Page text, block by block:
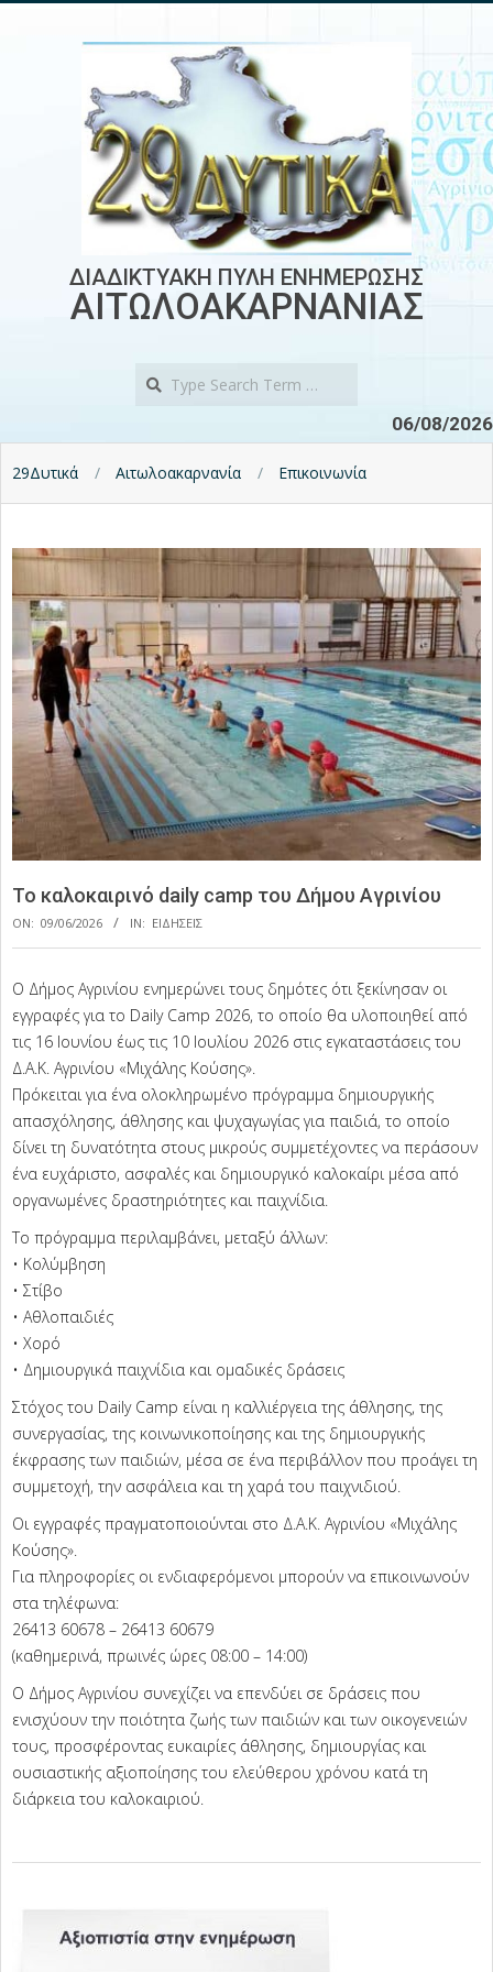
ΔΙΑΔΙΚΤΥΑΚΗ ΠΥΛΗ ΕΝΗΜΕΡΩΣΗΣ
ΑΙΤΩΛΟΑΚΑΡΝΑΝΙΑΣ
06/08/2026
29Δυτικά Αιτωλοακαρνανία Επικοινωνία
To καλοκαιρινό daily camp του Δήμου Αγρινίου
ON: 09/06/2026 IN: ΕΙΔΗΣΕΙΣ
Ο Δήμος Αγρινίου ενημερώνει τους δημότες ότι ξεκίνησαν οι
εγγραφές για το Daily Camp 2026, το οποίο θα υλοποιηθεί από
τις 16 Ιουνίου έως τις 10 Ιουλίου 2026 στις εγκαταστάσεις του
Δ.Α.Κ. Αγρινίου «Μιχάλης Κούσης».
Πρόκειται για ένα ολοκληρωμένο πρόγραμμα δημιουργικής
απασχόλησης, άθλησης και ψυχαγωγίας για παιδιά, το οποίο
δίνει τη δυνατότητα στους μικρούς συμμετέχοντες να περάσουν
ένα ευχάριστο, ασφαλές και δημιουργικό καλοκαίρι μέσα από
οργανωμένες δραστηριότητες και παιχνίδια.
Το πρόγραμμα περιλαμβάνει, μεταξύ άλλων:
• Κολύμβηση
• Στίβο
• Αθλοπαιδιές
• Χορό
• Δημιουργικά παιχνίδια και ομαδικές δράσεις
Στόχος του Daily Camp είναι η καλλιέργεια της άθλησης, της
συνεργασίας, της κοινωνικοποίησης και της δημιουργικής
έκφρασης των παιδιών, μέσα σε ένα περιβάλλον που προάγει τη
συμμετοχή, την ασφάλεια και τη χαρά του παιχνιδιού.
Οι εγγραφές πραγματοποιούνται στο Δ.Α.Κ. Αγρινίου «Μιχάλης
Κούσης».
Για πληροφορίες οι ενδιαφερόμενοι μπορούν να επικοινωνούν
στα τηλέφωνα:
26413 60678 – 26413 60679
(καθημερινά, πρωινές ώρες 08:00 – 14:00)
Ο Δήμος Αγρινίου συνεχίζει να επενδύει σε δράσεις που
ενισχύουν την ποιότητα ζωής των παιδιών και των οικογενειών
τους, προσφέροντας ευκαιρίες άθλησης, δημιουργίας και
ουσιαστικής αξιοποίησης του ελεύθερου χρόνου κατά τη
διάρκεια του καλοκαιριού.